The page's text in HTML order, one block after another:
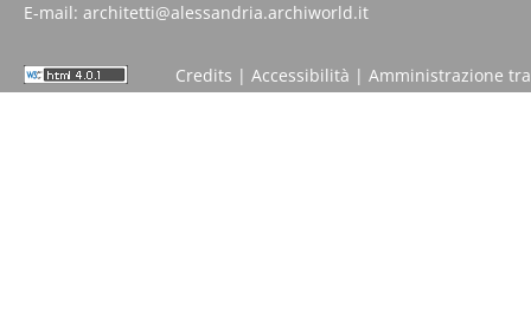
E-mail: architetti@alessandria.archiworld.it
Credits | Accessibilità | Amministrazione